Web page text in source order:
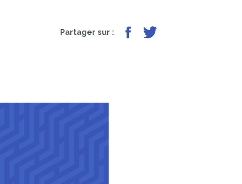
Partager sur : Partager sur Facebook
Partager sur Twitter